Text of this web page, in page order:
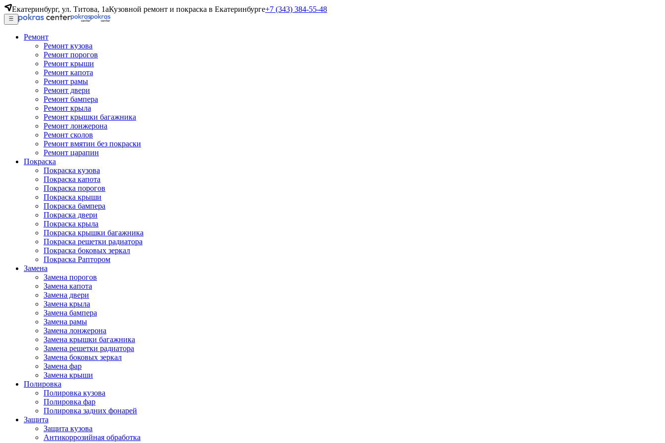
Екатеринбург, ул. Титова, 1аКузовной ремонт и покраска в Екатеринбурге+7 (343) 384-55-48
Ремонт
Ремонт кузова
Ремонт порогов
Ремонт крыши
Ремонт капота
Ремонт рамы
Ремонт двери
Ремонт бампера
Ремонт крыла
Ремонт крышки багажника
Ремонт лонжерона
Ремонт сколов
Ремонт вмятин без покраски
Ремонт царапин
Покраска
Покраска кузова
Покраска капота
Покраска порогов
Покраска крыши
Покраска бампера
Покраска двери
Покраска крыла
Покраска крышки багажника
Покраска решетки радиатора
Покраска боковых зеркал
Покраска Раптором
Замена
Замена порогов
Замена капота
Замена двери
Замена крыла
Замена бампера
Замена рамы
Замена лонжерона
Замена крышки багажника
Замена решетки радиатора
Замена боковых зеркал
Замена фар
Замена крыши
Полировка
Полировка кузова
Полировка фар
Полировка задних фонарей
Защита
Защита кузова
Антикоррозийная обработка